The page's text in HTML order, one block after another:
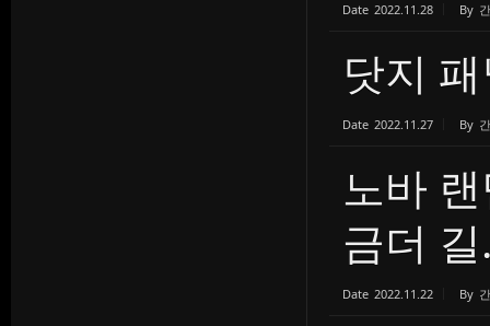
Date 2022.11.28 By
닷지
Date 2022.11.27 By
노바
금더
Date 2022.11.22 By